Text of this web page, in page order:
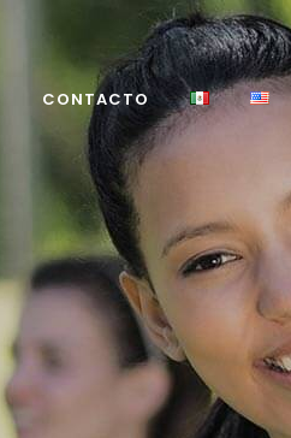
CONTACTO